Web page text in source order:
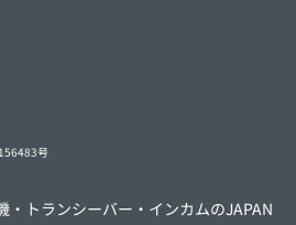
号
・トランシーバー・インカムのJAPAN